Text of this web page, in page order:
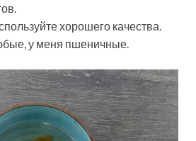
хорошего качества.
у меня пшеничные.